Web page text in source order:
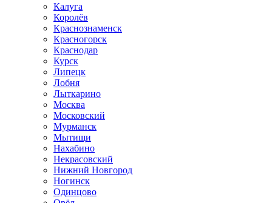
Калуга
Королёв
Краснознаменск
Красногорск
Краснодар
Курск
Липецк
Лобня
Лыткарино
Москва
Московский
Мурманск
Мытищи
Нахабино
Некрасовский
Нижний Новгород
Ногинск
Одинцово